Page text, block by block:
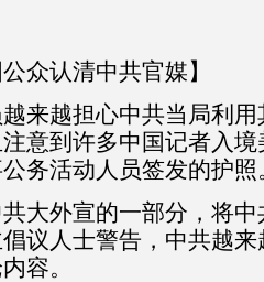
众认清中共官媒】
来越担心中共当局利
意到许多中国记者入
务活动人员签发的护照
大外宣的一部分，将
议人士警告，中共越
容。